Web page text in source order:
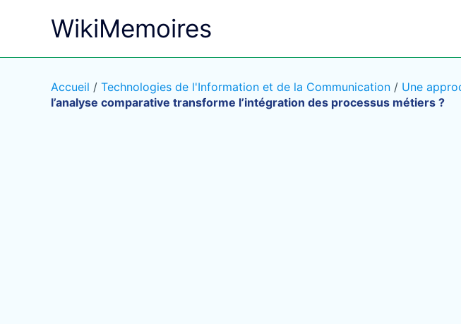
WikiMemoires
Accueil / Technologies de l'Information et de la Communication / Une
l’analyse comparative transforme l’intégration des processus métiers ?